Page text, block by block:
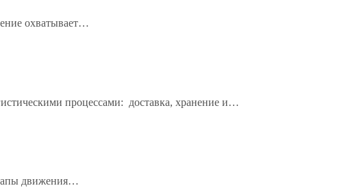
охватывает…
процессами: доставка, хранение и…
движения…